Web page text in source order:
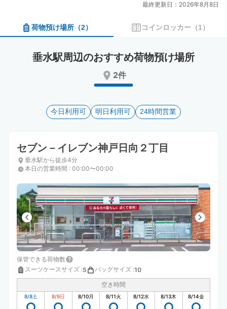
calendar
and
date.
the
keyboard
shortcuts
for
changing
dates.
calendar
and
a
date.
mark
key
the
keyboard
shortcuts
for
changing
dates.
最終更新日：2026年8月8日
荷物預け場所 （2） コインロッカー （1）
垂水駅周辺のおすすめ荷物預け場所
2件
今日利用可 明日利用可 24時間営業
セブン－イレブン神戸日向２丁目
垂水駅から徒歩4分
本日の営業時間 : 00:00〜00:00
保管できる荷物数
スーツケースサイズ :5 バッグサイズ :10
空き時間
8/8土 8/9日 8/10月 8/11火 8/12水 8/13木 8/14金